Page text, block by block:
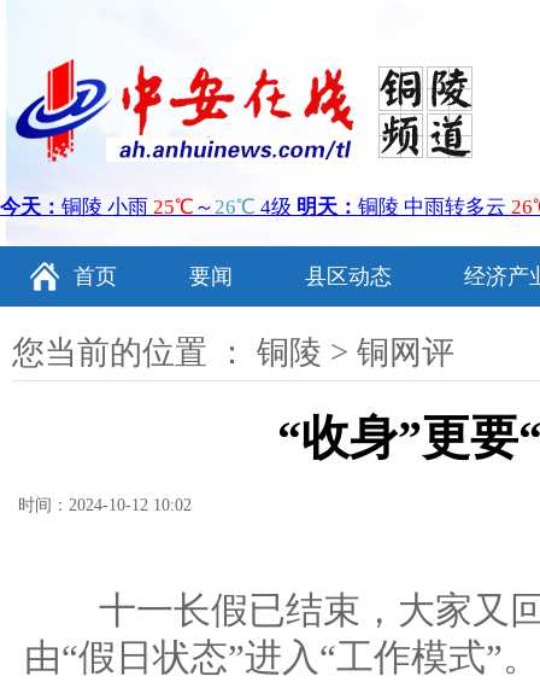
首页 要闻 县区动态 经济产
您当前的位置 ： 铜陵 > 铜网评
“收身”更要
时间：2024-10-12 10:02
十一长假已结束，大家又
由“假日状态”进入“工作模式”